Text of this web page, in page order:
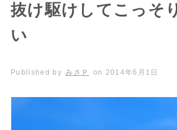
抜け駆けしてこっそ
い
Published by みさＰ on 2014年6月1日